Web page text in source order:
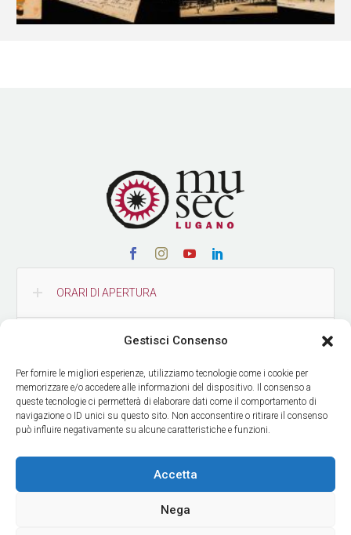
Gestisci Consenso
Per fornire le migliori esperienze, utilizziamo tecnologie come i cookie per
memorizzare e/o accedere alle informazioni del dispositivo. Il consenso a
queste tecnologie ci permetterà di elaborare dati come il comportamento di
navigazione o ID unici su questo sito. Non acconsentire o ritirare il consenso
può influire negativamente su alcune caratteristiche e funzioni.
Accetta
Nega
ORARI DI APERTURA
COME RAGGIUNGERCI